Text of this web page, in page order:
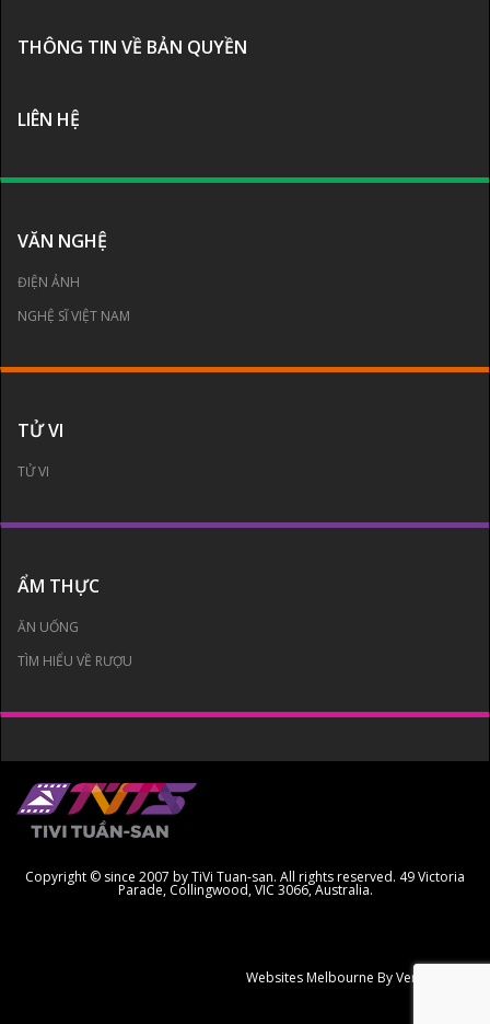
THÔNG TIN VỀ BẢN QUYỀN
LIÊN HỆ
VĂN NGHỆ
ĐIỆN ẢNH
NGHỆ SĨ VIỆT NAM
TỬ VI
TỬ VI
ẨM THỰC
ĂN UỐNG
TÌM HIỂU VỀ RƯỢU
Copyright © since 2007 by TiVi Tuan-san. All rights reserved. 49 Victoria
Parade, Collingwood, VIC 3066, Australia.
Websites Melbourne By Ven Creative